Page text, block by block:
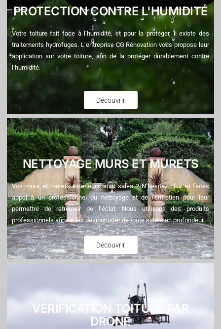
PROTECTION CONTRE L'HUMIDITÉ
Votre toiture fait face à l’humidité, et pour la protéger, il existe des
traitements hydrofuges. L’entreprise CG Rénovation vous propose leur
application sur votre toiture, afin de la protéger durablement contre
l’humidité.
Découvrir
NETTOYAGE MURS ET MURETS
Vos murs et murets extérieurs sont sales ? N’hésitez plus et faites
appel à un professionnel du nettoyage et de l’entretien pour leur
permettre de retrouver de l’éclat. Nous utilisons des produits
professionnels afin de les désincruster de toute saleté en profondeur.
Découvrir
VÉRIFICATION TOITURE PAR
DRONE